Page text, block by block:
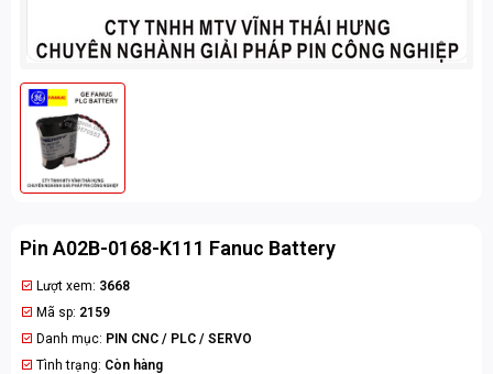
Pin A02B-0168-K111 Fanuc Battery
Lượt xem: 3668
Mã sp: 2159
Danh mục: PIN CNC / PLC / SERVO
Tình trạng: Còn hàng